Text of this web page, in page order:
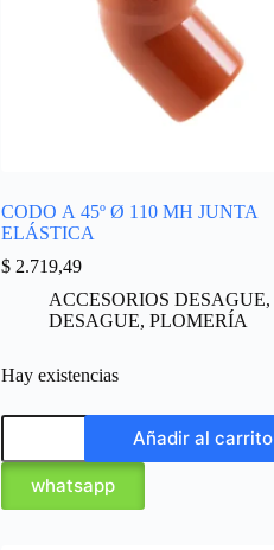
CODO A 45º Ø 110 MH JUNTA
ELÁSTICA
$2.719,49
ACCESORIOS DESAGUE,
DESAGUE, PLOMERÍA
Hay existencias
Añadir al carrito
whatsapp